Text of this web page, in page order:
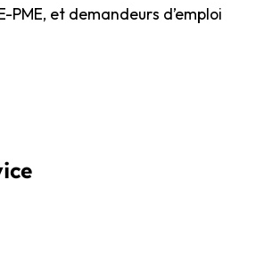
et demandeurs d’emploi